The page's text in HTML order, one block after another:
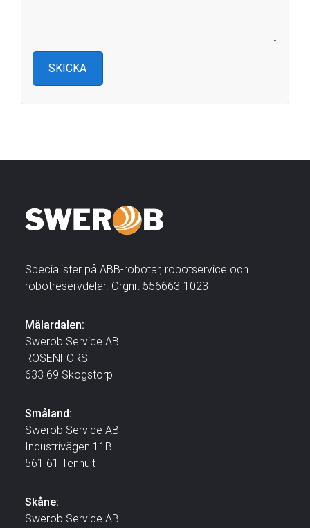
Specialister på ABB-robotar, robotservice och
robotreservdelar. Orgnr: 556663-1023
Mälardalen:
Swerob Service AB
ROSENFORS
633 69 Skogstorp
Småland:
Swerob Service AB
Industrivägen 11B
561 61 Tenhult
Skåne:
Swerob Service AB